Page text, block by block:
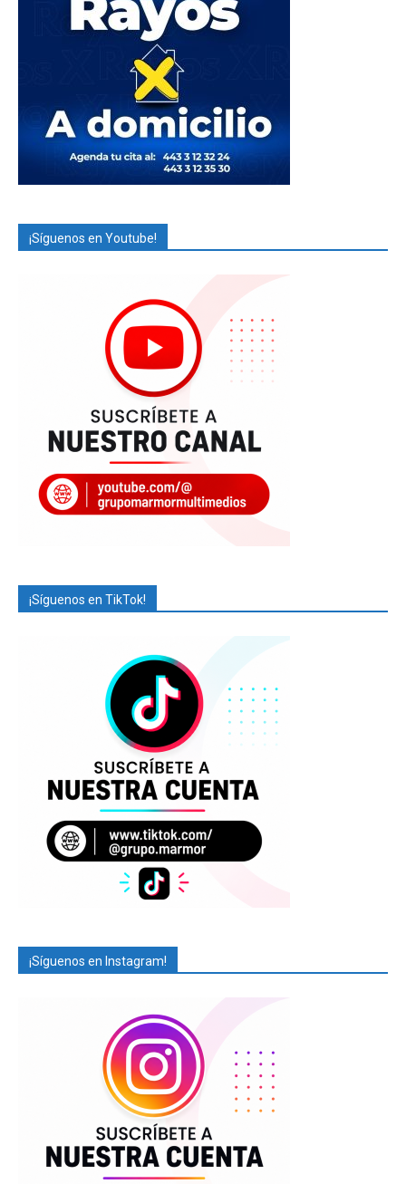
¡Síguenos en Youtube!
¡Síguenos en TikTok!
¡Síguenos en Instagram!